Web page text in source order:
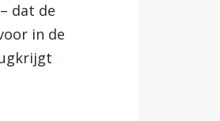
dat de
in de